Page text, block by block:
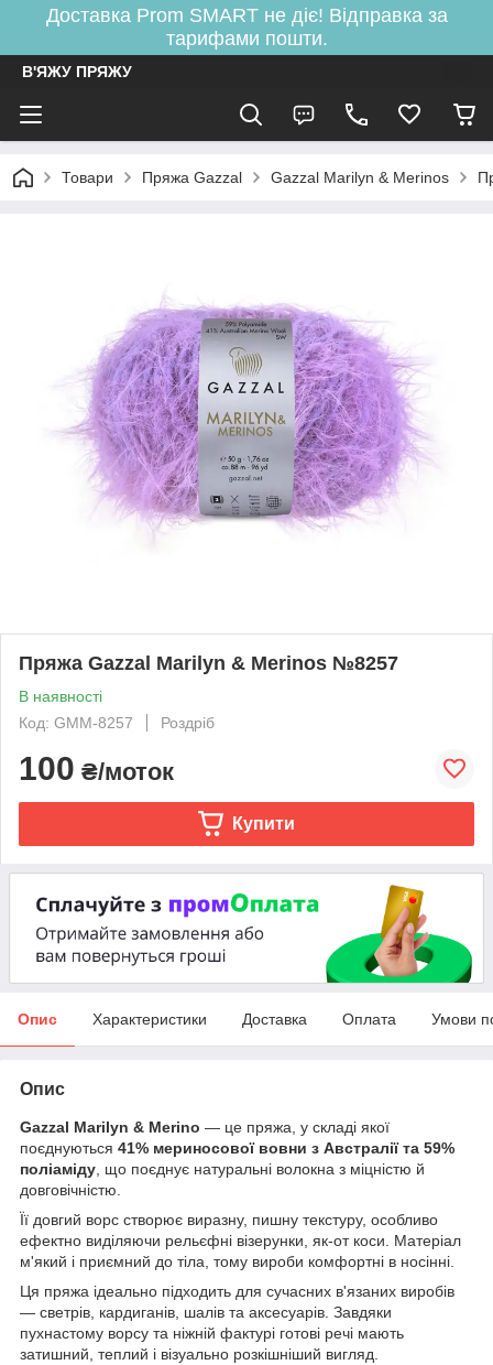
Доставка Prom SMART не діє! Відправка за
тарифами пошти.
В'ЯЖУ ПРЯЖУ
Товари Пряжа Gazzal Gazzal Marilyn & Merinos
Пряжа Gazzal Marilyn & Merinos №8257
В наявності
Код: GMM-8257
Роздріб
100 ₴/моток
Купити
Опис Характеристики Доставка Оплата Умови
Опис
Gazzal Marilyn & Merino — це пряжа, у складі якої
поєднуються 41% мериносової вовни з Австралії та 59%
поліаміду, що поєднує натуральні волокна з міцністю й
довговічністю.
Її довгий ворс створює виразну, пишну текстуру, особливо
ефектно виділяючи рельєфні візерунки, як-от коси. Матеріал
м'який і приємний до тіла, тому вироби комфортні в носінні.
Ця пряжа ідеально підходить для сучасних в'язаних виробів
— светрів, кардиганів, шалів та аксесуарів. Завдяки
пухнастому ворсу та ніжній фактурі готові речі мають
затишний, теплий і візуально розкішніший вигляд.